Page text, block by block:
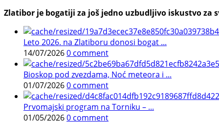
Zlatibor je bogatiji za još jedno uzbudljivo iskustvo
Leto 2026. na Zlatiboru donosi bogat ...
14/07/20260 comment
Bioskop pod zvezdama, Noć meteora i ...
01/07/20260 comment
Prvomajski program na Torniku – ...
01/05/20260 comment